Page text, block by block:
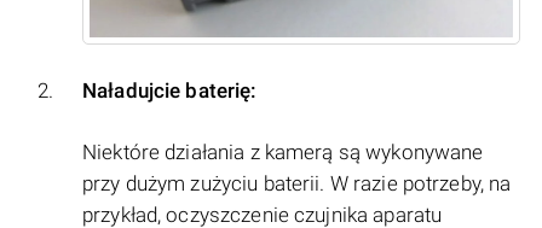
Naładujcie baterię:
Niektóre działania z kamerą są wykonywane
przy dużym zużyciu baterii. W razie potrzeby, na
przykład, oczyszczenie czujnika aparatu